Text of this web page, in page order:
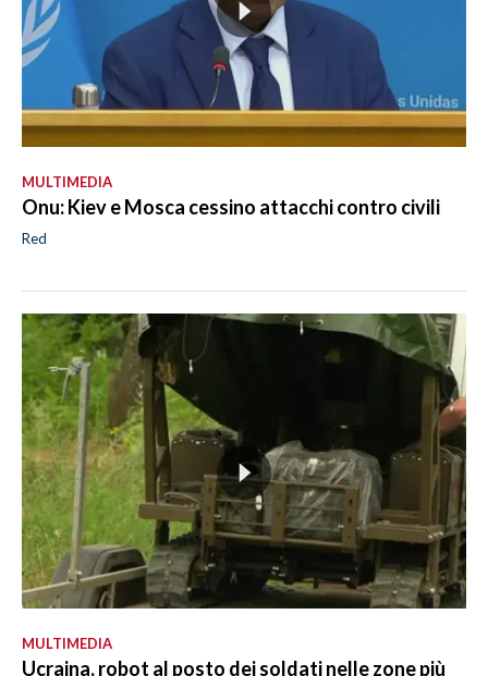
MULTIMEDIA
Onu: Kiev e Mosca cessino attacchi contro civili
Red
MULTIMEDIA
Ucraina, robot al posto dei soldati nelle zone più